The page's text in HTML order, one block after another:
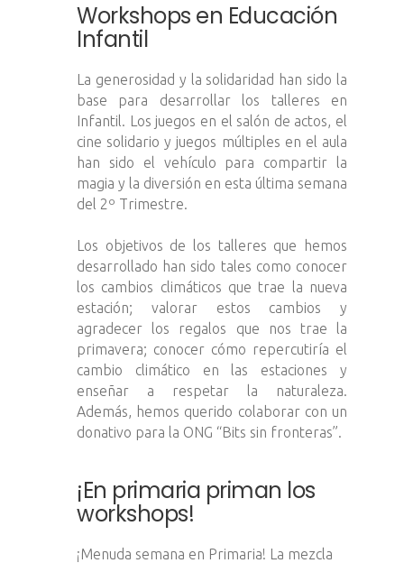
Workshops en Educación
Infantil
La generosidad y la solidaridad han sido la
base para desarrollar los talleres en
Infantil. Los juegos en el salón de actos, el
cine solidario y juegos múltiples en el aula
han sido el vehículo para compartir la
magia y la diversión en esta última semana
del 2º Trimestre.
Los objetivos de los talleres que hemos
desarrollado han sido tales como conocer
los cambios climáticos que trae la nueva
estación; valorar estos cambios y
agradecer los regalos que nos trae la
primavera; conocer cómo repercutiría el
cambio climático en las estaciones y
enseñar a respetar la naturaleza.
Además, hemos querido colaborar con un
donativo para la ONG “Bits sin fronteras”.
¡En primaria priman los
workshops!
¡Menuda semana en Primaria! La mezcla